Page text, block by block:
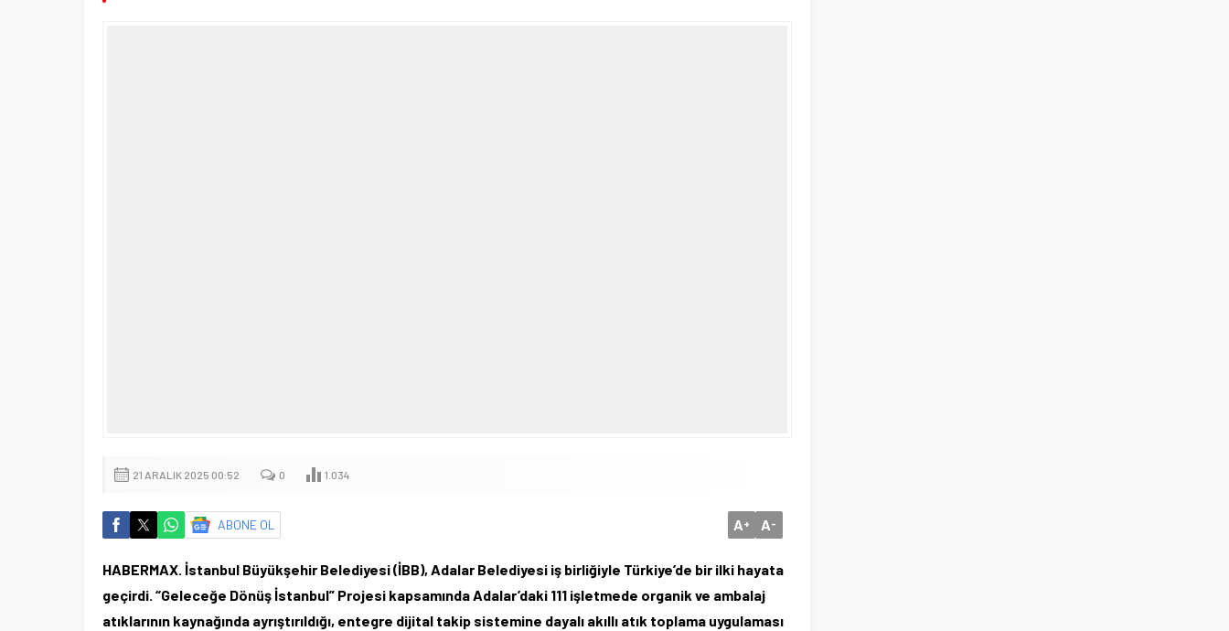
21 ARALIK 2025 00:52 0 1.034
ABONE OL A+ A-
HABERMAX. İstanbul Büyükşehir Belediyesi (İBB), Adalar Belediyesi iş birliğiyle Türkiye’de bir ilki hayata
geçirdi. “Geleceğe Dönüş İstanbul” Projesi kapsamında Adalar’daki 111 işletmede organik ve ambalaj
atıklarının kaynağında ayrıştırıldığı, entegre dijital takip sistemine dayalı akıllı atık toplama uygulaması